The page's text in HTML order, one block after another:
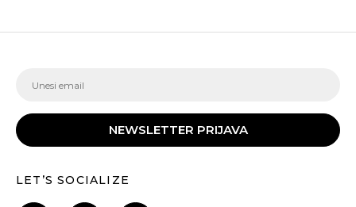
NEWSLETTER PRIJAVA
LET’S SOCIALIZE